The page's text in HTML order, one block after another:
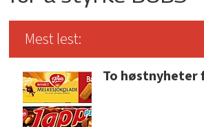
Mest lest:
To høstnyheter